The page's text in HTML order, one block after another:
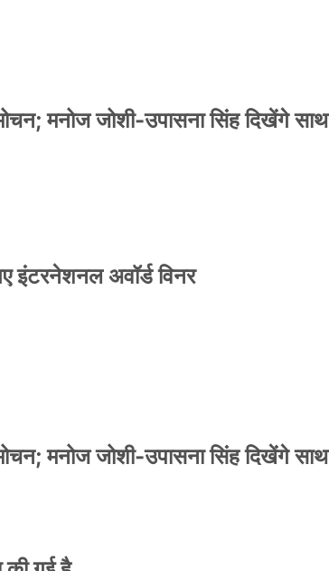
मनोज जोशी-उपासना सिंह दिखेंगे साथ
अवॉर्ड विनर
मनोज जोशी-उपासना सिंह दिखेंगे साथ